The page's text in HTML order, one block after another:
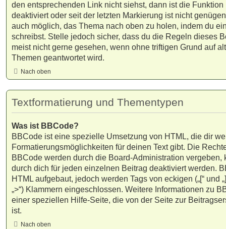
den entsprechenden Link nicht siehst, dann ist die
deaktiviert oder seit der letzten Markierung ist nicht
auch möglich, das Thema nach oben zu holen, indem du
schreibst. Stelle jedoch sicher, dass du die Regeln dieses
meist nicht gerne gesehen, wenn ohne triftigen Grund auf
Themen geantwortet wird.
Nach oben
Textformatierung und Thementypen
Was ist BBCode?
BBCode ist eine spezielle Umsetzung von HTML, die dir
Formatierungsmöglichkeiten für deinen Text gibt. Die
BBCode werden durch die Board-Administration vergeben,
durch dich für jeden einzelnen Beitrag deaktiviert werden.
HTML aufgebaut, jedoch werden Tags von eckigen („[“ und
„>“) Klammern eingeschlossen. Weitere Informationen zu
einer speziellen Hilfe-Seite, die von der Seite zur
ist.
Nach oben